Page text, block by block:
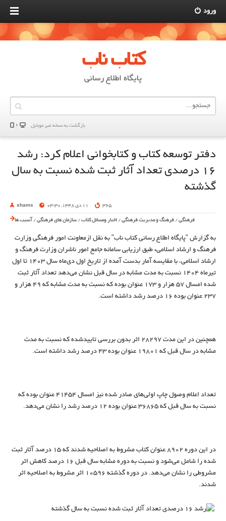
ورود
کتاب ناب
پایگاه اطلاع رسانی
بازگشت به نسخه غير موبایل
دفتر توسعه کتاب و کتابخوانی اعلام کرد: رشد
16 درصدی تعداد آثار ثبت شده نسبت به سال
گذشته
shams 11 دی 1348, 03:30 365
فرهنگی / فرهنگ و مدیریت فرهنگی / اخبار ومسائل کتاب / سازمان های فرهنگی / آسیب ها
به گزارش "پایگاه اطلاع رسانی کتاب ناب" به نقل ازمعاونت امور فرهنگی وزارت
فرهنگ و ارشاد اسلامی، طبق ارزیابی سامانه جامع امور ناشران وزارت فرهنگ و
ارشاد اسلامی، با مقایسه آمار بدست آمده از تاریخ اول دی‌ماه سال 1403 تا اول
تیرماه 1404 نسبت به مدت مشابه در سال قبل نشان می‌دهد تعداد آثار ثبت
شده امسال 57 هزار و 173 عنوان بوده که نسبت به مدت مشابه که 49 هزار و
237 عنوان بوده 16 درصد رشد داشته است.
همچنین در این مدت 28297 اثر بدون بررسی تاییدشده که نسبت به مدت
مشابه در سال قبل که 19801 عنوان بوده 43 درصد رشد داشته است.
تعداد اعلام وصول چاپ اولی‌های صادر شده نیز امسال 41454 عنوان بوده که
نسبت به سال قبل که 36865 عنوان بوده 12 درصد رشد را نشان می‌دهد.
در این دوره 8902 عنوان کتاب مشروط به اصلاحیه شدند که 15 درصد آثار ثبت
شده را شامل می‌شود و نسبت به دوره مشابه سال قبل 16 درصد کاهش اثر
مشروطی را نشان می‌دهد. در دوره گذشته 10596 اثر مشروط به اصلاحیه اثر
شدند.